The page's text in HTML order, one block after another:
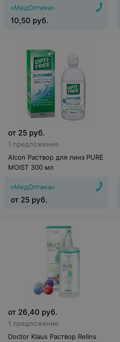
«МедОптика»
10,50 руб.
от 25 руб.
1 предложение
Alcon Раствор для линз PURE
MОIST 300 мл
«МедОптика»
от 25 руб.
от 26,40 руб.
1 предложение
Doctor Klaus Раствор Relins